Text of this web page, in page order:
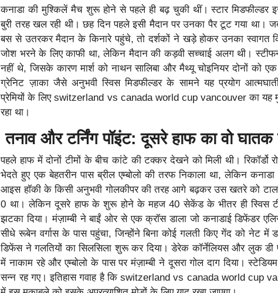
कनाडा की मुश्किलें मैच शुरू होने से पहले ही बढ़ चुकी थीं। स्टार मिडफील्डर
बुरी तरह खल रही थी। छह दिन पहले इसी मैदान पर उनका पैर टूट गया था।
बस से उतरकर मैदान के किनारे पहुंचे, तो दर्शकों ने खड़े होकर उनका स्वागत
जोश भरने के लिए काफी था, लेकिन मैदान की कड़वी सच्चाई अलग थी। स्टीफन
नहीं थे, जिसके कारण मार्श को नाथन सालिबा और मैथ्यू चोइनियर दोनों को
ग्रेनिट ज़ाका जैसे अनुभवी स्विस मिडफील्डर के सामने यह प्रयोग
प्रेमियों के लिए switzerland vs canada world cup vancouver का यह
रहा था।
तनाव और टर्निंग पॉइंट: दूसरे हाफ का वो
पहले हाफ में दोनों टीमों के बीच कांटे की टक्कर देखने को मिली थी। रिकॉर्डो
भेदते हुए एक बेहतरीन पास ब्रील एम्बोलो की तरफ निकाला था, लेकिन
आइस हॉकी के किसी अनुभवी गोलकीपर की तरह आगे बढ़कर उस खतरे को टाल
0 था। लेकिन दूसरे हाफ के शुरू होने के महज 40 सेकेंड के भीतर ही स्विस
झटका दिया। मंज़ाम्बी ने बाईं ओर से एक क्रॉस डाला जो कनाडाई डिफेंडर
सीधे रूबेन वर्गास के पास पहुंचा, जिन्होंने बिना कोई गलती किए गेंद को नेट में
डिफेंस ने गलतियों का सिलसिला शुरू कर दिया। डेरेक कॉर्नेलियस और लुक डी
में नाकाम रहे और एम्बोलो के पास पर मंज़ाम्बी ने दूसरा गोल दाग दिया।
सन्न रह गए। इतिहास गवाह है कि switzerland vs canada world cup